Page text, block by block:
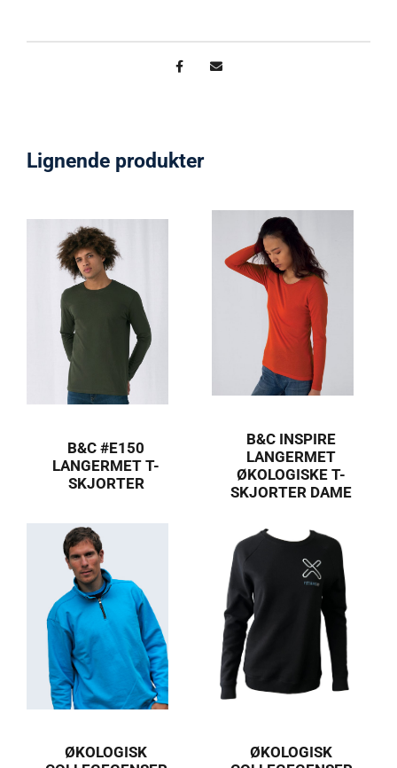
Lignende produkter
B&C #E150
LANGERMET T-
SKJORTER
B&C INSPIRE
LANGERMET
ØKOLOGISKE T-
SKJORTER DAME
ØKOLOGISK
ØKOLOGISK